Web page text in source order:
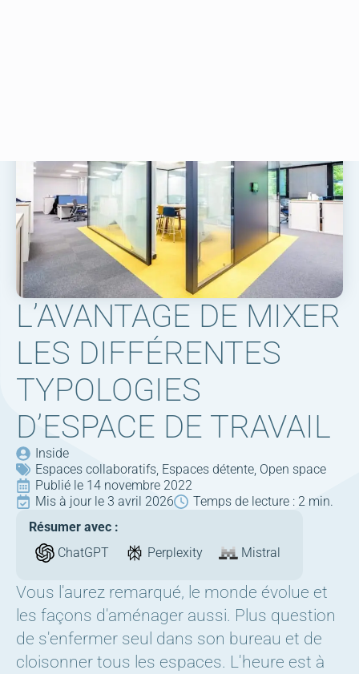
L’AVANTAGE DE MIXER
LES DIFFÉRENTES
TYPOLOGIES
D’ESPACE DE TRAVAIL
Inside
Espaces collaboratifs Espaces détente Open space
Publié le 14 novembre 2022
Mis à jour le 3 avril 2026 Temps de lecture : 2 min.
Résumer avec :
ChatGPT
Perplexity Mistral
Vous l'aurez remarqué, le monde évolue et
les façons d'aménager aussi. Plus question
de s'enfermer seul dans son bureau et de
cloisonner tous les espaces. L'heure est à